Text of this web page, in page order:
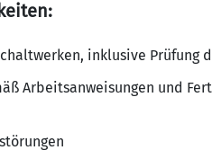
inklusive Prüfung
Arbeitsanweisungen und